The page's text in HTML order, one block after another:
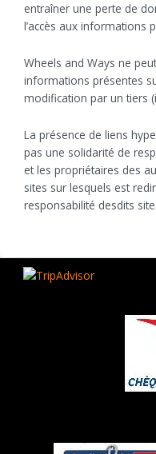
entraîner une perte de
l’accès aux informations
Wheels and Ways ne
informations présentes
modification par un tiers
La présence de liens
pas une solidarité de
et les propriétaires des
sites sur lesquels est
responsabilité desdits